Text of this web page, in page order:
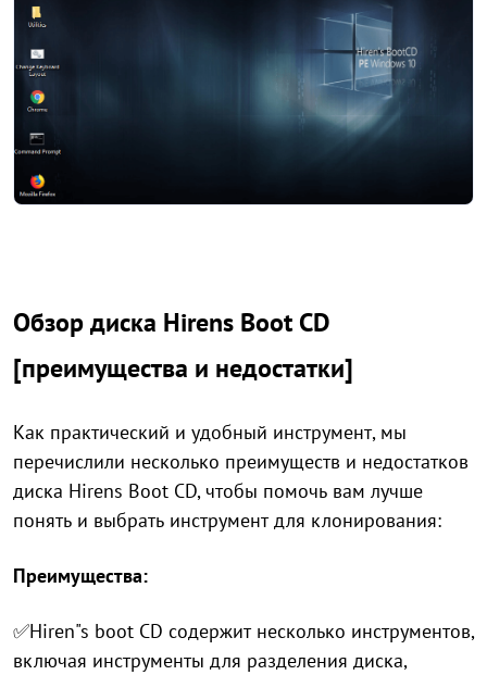
Обзор диска Hirens Boot CD
[преимущества и недостатки]
Как практический и удобный инструмент, мы
перечислили несколько преимуществ и недостатков
диска Hirens Boot CD, чтобы помочь вам лучше
понять и выбрать инструмент для клонирования:
Преимущества:
✅Hiren"s boot CD содержит несколько инструментов,
включая инструменты для разделения диска,